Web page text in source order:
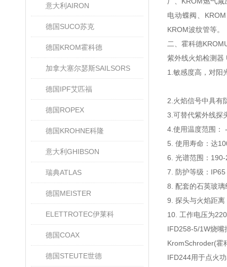
意大利AIRON
德国SUCO苏克
德国KROM霍科德
加拿大塞尔瑟斯SAILSORS
德国IPF艾匹福
德国ROPEX
德国KROHNE科隆
意大利GHIBSON
瑞典ATLAS
德国MEISTER
ELETTROTEC伊莱科
德国COAX
德国STEUTE世德
电动蝶阀、
KROM波纹管等。
二、霍科德
紫外线火焰检测器
1.敏感度高，对阳
2.火焰信号中具有
3.可替代紫外线探
4.使用温度范围
5. 使用寿命：达
6. 光谱范围：
7. 防护等级：IP65
8. 配套的石英玻
9. 探头与火焰距
10. 工作电压为
IFD258-5/1W烧嘴
KromSchroder(霍
IFD244用于点火